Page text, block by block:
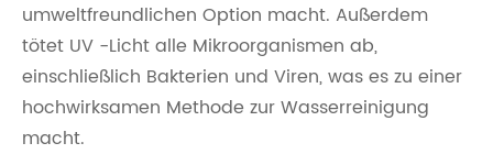
umweltfreundlichen Option macht. Außerdem
tötet UV -Licht alle Mikroorganismen ab,
einschließlich Bakterien und Viren, was es zu einer
hochwirksamen Methode zur Wasserreinigung
macht.